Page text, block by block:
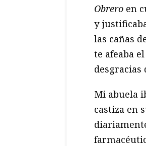
Obrero en
y
las cañas
te afeaba
desgracias
Mi abuela
castiza en